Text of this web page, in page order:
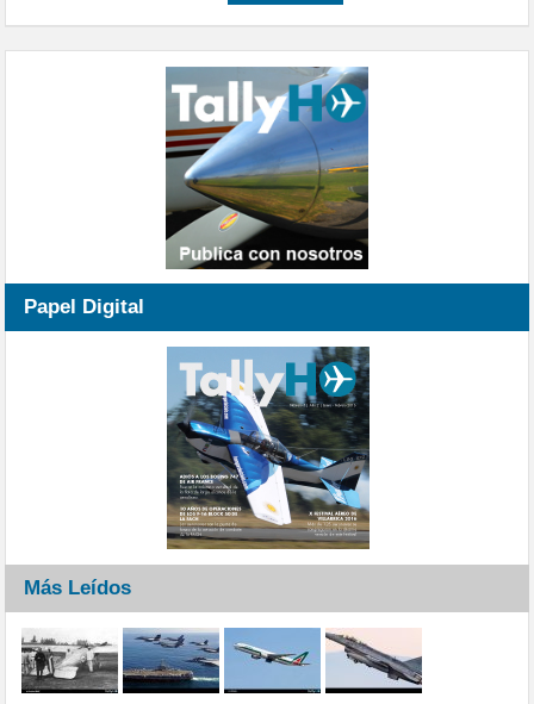
Papel Digital
Más Leídos